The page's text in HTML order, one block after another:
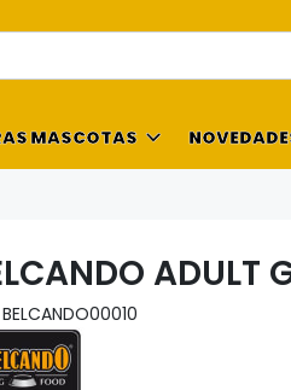
MASCOTAS
ADULT
BELCANDO00010